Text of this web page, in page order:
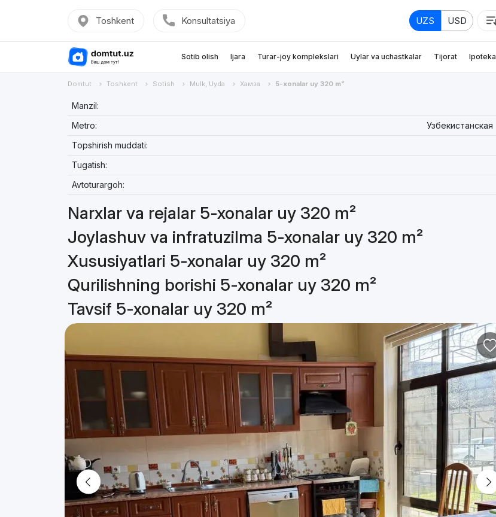
Toshkent Konsultatsiya UZS USD
Sotib olish Ijara Turar-joy komplekslari Uylar va uchastkalar Tijorat Ipoteka
Domtut Toshkent Sotish Mulk, Uyda Хамза 5-xonalar uy 320 m²
Manzil:
Metro:
Узбекистанская
Topshirish muddati:
Tugatish:
Avtoturargoh:
Narxlar va rejalar 5-xonalar uy 320 m²
Joylashuv va infratuzilma 5-xonalar uy 320 m²
Xususiyatlari 5-xonalar uy 320 m²
Qurilishning borishi 5-xonalar uy 320 m²
Tavsif 5-xonalar uy 320 m²